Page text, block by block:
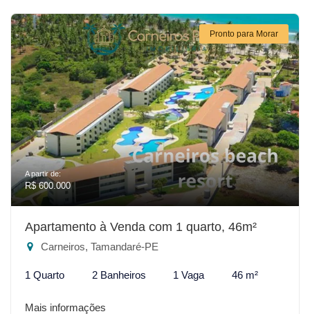
Pronto para Morar
A partir de:
R$ 600.000
Apartamento à Venda com 1 quarto, 46m²
Carneiros, Tamandaré-PE
1 Quarto 2 Banheiros 1 Vaga 46 m²
Mais informações